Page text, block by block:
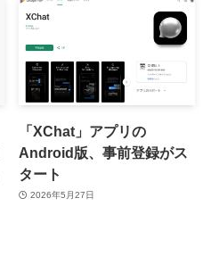
「XChat」アプリの
Android版、事前登録がス
タート
2026年5月27日